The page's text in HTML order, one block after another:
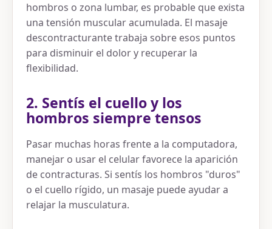
hombros o zona lumbar, es probable que exista
una tensión muscular acumulada. El masaje
descontracturante trabaja sobre esos puntos
para disminuir el dolor y recuperar la
flexibilidad.
2. Sentís el cuello y los
hombros siempre tensos
Pasar muchas horas frente a la computadora,
manejar o usar el celular favorece la aparición
de contracturas. Si sentís los hombros "duros"
o el cuello rígido, un masaje puede ayudar a
relajar la musculatura.